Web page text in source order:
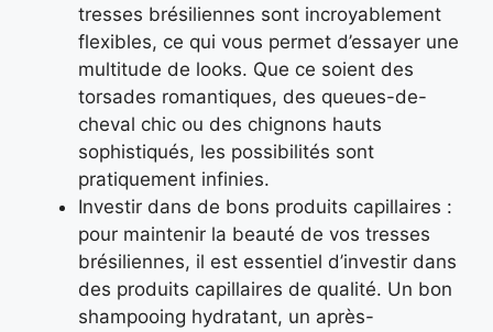
tresses brésiliennes sont incroyablement
flexibles, ce qui vous permet d’essayer une
multitude de looks. Que ce soient des
torsades romantiques, des queues-de-
cheval chic ou des chignons hauts
sophistiqués, les possibilités sont
pratiquement infinies.
Investir dans de bons produits capillaires :
pour maintenir la beauté de vos tresses
brésiliennes, il est essentiel d’investir dans
des produits capillaires de qualité. Un bon
shampooing hydratant, un après-